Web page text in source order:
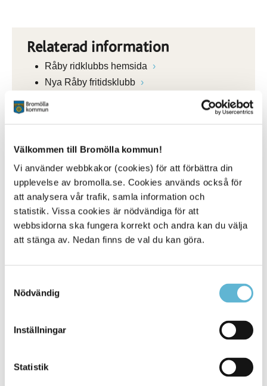
Välkommen till Bromölla kommun!
Vi använder webbkakor (cookies) för att förbättra din
upplevelse av bromolla.se. Cookies används också för
att analysera vår trafik, samla information och
statistik. Vissa cookies är nödvändiga för att
webbsidorna ska fungera korrekt och andra kan du välja
att stänga av. Nedan finns de val du kan göra.
Nödvändig
Inställningar
Statistik
Relaterad information
Råby ridklubbs hemsida
Nya Råby fritidsklubb
Ser du något som inte står rätt till på slingan?
Felanmäl via QR-kod, ring 0456-82 20 00 eller
Felanmälan - registrera ditt ärende direkt i systemet